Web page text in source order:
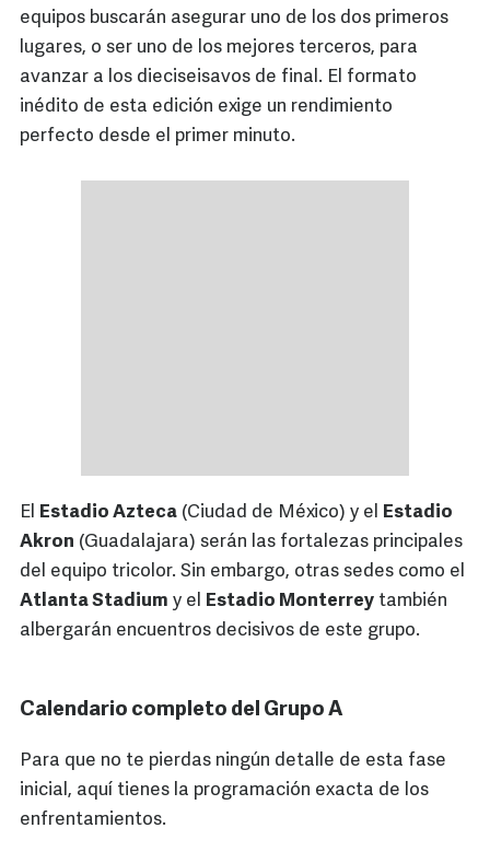
equipos buscarán asegurar uno de los dos primeros
lugares, o ser uno de los mejores terceros, para
avanzar a los dieciseisavos de final. El formato
inédito de esta edición exige un rendimiento
perfecto desde el primer minuto.
El Estadio Azteca (Ciudad de México) y el Estadio
Akron (Guadalajara) serán las fortalezas principales
del equipo tricolor. Sin embargo, otras sedes como el
Atlanta Stadium y el Estadio Monterrey también
albergarán encuentros decisivos de este grupo.
Calendario completo del Grupo A
Para que no te pierdas ningún detalle de esta fase
inicial, aquí tienes la programación exacta de los
enfrentamientos.